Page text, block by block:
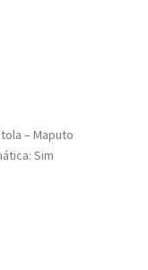
– Maputo
Sim